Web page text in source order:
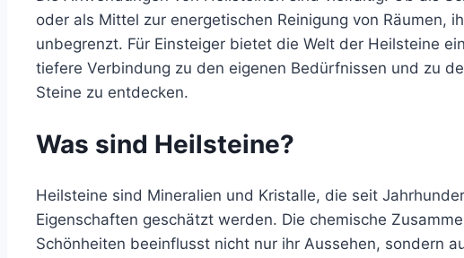
oder als Mittel zur energetischen Reinigung von Räumen,
unbegrenzt. Für Einsteiger bietet die Welt der Heilsteine
tiefere Verbindung zu den eigenen Bedürfnissen und zu
Steine zu entdecken.
Was sind Heilsteine?
Heilsteine sind Mineralien und Kristalle, die seit
Eigenschaften geschätzt werden. Die chemische
Schönheiten beeinflusst nicht nur ihr Aussehen, sondern